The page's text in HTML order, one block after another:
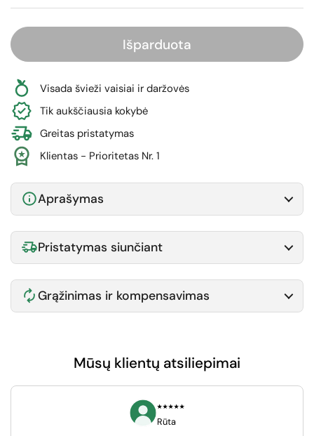
Išparduota
Visada švieži vaisiai ir daržovės
Tik aukščiausia kokybė
Greitas pristatymas
Klientas - Prioritetas Nr. 1
Aprašymas
Pristatymas siunčiant
Grąžinimas ir kompensavimas
Mūsų klientų atsiliepimai
⭑⭑⭑⭑⭑
Rūta